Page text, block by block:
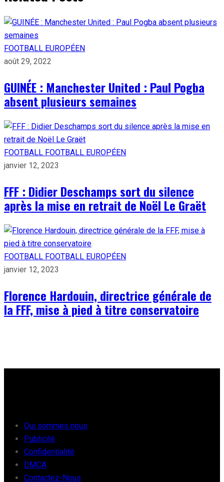
FOOTBALL EUROPÉEN
août 29, 2022
GUINÉE : Manchester United : Paul Pogba
absent plusieurs semaines
FOOTBALL FOOTBALL EUROPÉEN
janvier 12, 2023
FFF : Didier Deschamps sort du silence
après la mise en retrait de Noël Le Graët
FOOTBALL FOOTBALL EUROPÉEN
janvier 12, 2023
Florence Hardouin, directrice générale de
la FFF, mise à pied à titre conservatoire
Qui sommes nous
Publicité
Confidentialité
DMCA
Contactez-Nous